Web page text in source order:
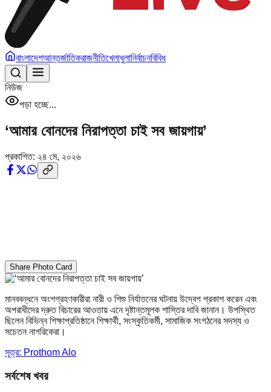
বাংলাদেশআন্তর্জাতিকরাজনীতিখেলাধুলানির্বাচনবিবিধ
নিউজ
পড়া হচ্ছে...
‘আমার বোনদের নিরাপত্তা চাই সব জায়গায়’
প্রকাশিত: ২৪ মে, ২০২৬
Share Photo Card
মানববন্ধনে অংশগ্রহণকারীরা নারী ও শিশু নির্যাতনের ঘটনায় উদ্বেগ প্রকাশ করেন এবং
অপরাধীদের দ্রুত বিচারের আওতায় এনে দৃষ্টান্তমূলক শাস্তির দাবি জানান। উপস্থিত
ছিলেন বিভিন্ন শিক্ষাপ্রতিষ্ঠানে শিক্ষার্থী, সংস্কৃতিকর্মী, সামাজিক সংগঠনের সদস্য ও
সচেতন নাগরিকেরা।
সূত্র: Prothom Alo
সর্বশেষ খবর